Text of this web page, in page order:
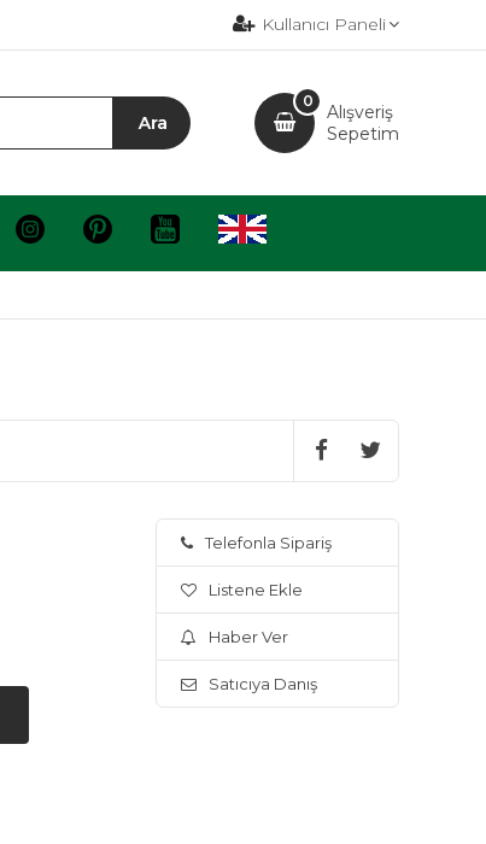
Kullanıcı Paneli
Alışveriş
Sepetim
0
Telefonla Sipariş
Listene Ekle
Haber Ver
Satıcıya Danış